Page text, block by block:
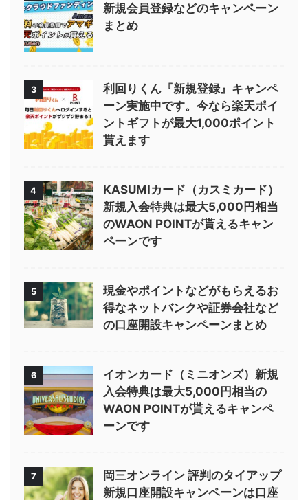
新規会員登録などのキャンペーン
まとめ
3
利回りくん『新規登録』キャンペ
ーン実施中です。今なら楽天ポイ
ントギフトが最大1,000ポイント
貰えます
4
KASUMIカード（カスミカード）
新規入会特典は最大5,000円相当
のWAON POINTが貰えるキャン
ペーンです
5
現金やポイントなどがもらえるお
得なネットバンクや証券会社など
の口座開設キャンペーンまとめ
6
イオンカード（ミニオンズ）新規
入会特典は最大5,000円相当の
WAON POINTが貰えるキャンペ
ーンです
7
岡三オンライン 評判のタイアップ
新規口座開設キャンペーンは口座